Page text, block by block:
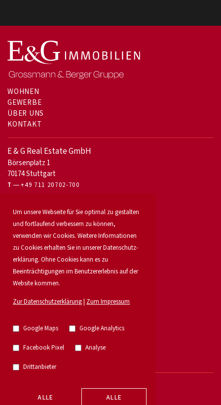
WOHNEN
GEWERBE
ÜBER UNS
KONTAKT
E & G Real Estate GmbH
Börsenplatz 1
70174 Stuttgart
T +49 711 20702-700
Für Eigentümer
Unser Service
Objekt anbieten
Für Bauträger
Industrie & Logistik
Standorte
Suchauftrag
Karriere
Research
German Property Partners
Um unsere Webseite für Sie optimal zu gestalten
und fortlaufend verbessern zu können,
verwenden wir Cookies. Weitere Informationen
zu Cookies erhalten Sie in unserer Daten­schutz­
erklärung. Ohne Cookies kann es zu
Beeinträchtigungen im Benutzererlebnis auf der
Website kommen.
Zur Datenschutzerklärung Zum Impressum
Google Maps Google Analytics
Facebook Pixel Analyse
Drittanbieter
ALLE ALLE